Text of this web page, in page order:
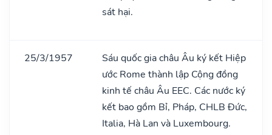
sát hại.
25/3/1957
Sáu quốc gia châu Âu ký kết Hiệp
ước Rome thành lập Cộng đồng
kinh tế châu Âu EEC. Các nước ký
kết bao gồm Bỉ, Pháp, CHLB Đức,
Italia, Hà Lan và Luxembourg.